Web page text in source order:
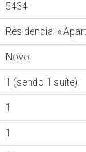
5434
Residencial »
Novo
1 (sendo 1 suíte)
1
1